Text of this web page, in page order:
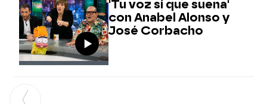
'Tu voz sí que suena'
con Anabel Alonso y
José Corbacho